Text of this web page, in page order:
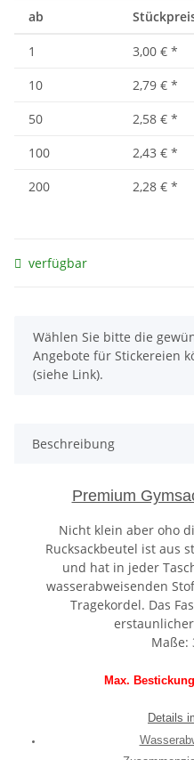
ab
1 3,00 € *
10
2,79 € *
50
2,58 € *
100
2,43 € *
200
2,28 € *
verfügbar
x
Wählen Sie bitte die
Angebote für Stickereien
(siehe Link).
Beschreibung
Premium
Nicht klein aber oho
Rucksackbeutel ist aus
und hat in jeder
wasserabweisenden
Tragekordel. Das
Maße:
Max.
Details